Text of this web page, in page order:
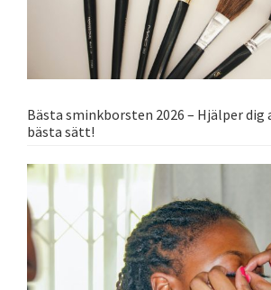
Bästa sminkborsten 2026 – Hjälper dig
bästa sätt!